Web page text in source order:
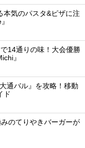
本気のパスタ&ピザに注
14通りの味！大会優勝
』
通バル』を攻略！移動
ド
のてりやきバーガーが